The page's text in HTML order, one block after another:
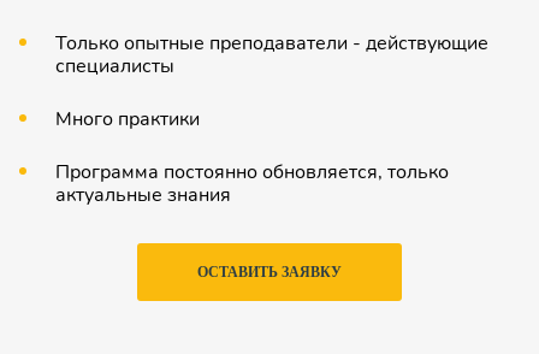
Только опытные преподаватели - действующие
специалисты
Много практики
Программа постоянно обновляется, только
актуальные знания
ОСТАВИТЬ ЗАЯВКУ